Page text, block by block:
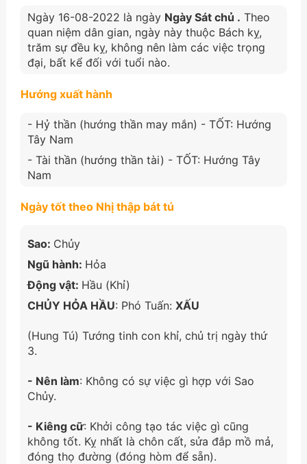
Ngày 16-08-2022 là ngày Ngày Sát chủ . Theo
quan niệm dân gian, ngày này thuộc Bách kỵ,
trăm sự đều kỵ, không nên làm các việc trọng
đại, bất kể đối với tuổi nào.
Hướng xuất hành
- Hỷ thần (hướng thần may mắn) - TỐT: Hướng
Tây Nam
- Tài thần (hướng thần tài) - TỐT: Hướng Tây
Nam
Ngày tốt theo Nhị thập bát tú
Sao: Chủy
Ngũ hành: Hỏa
Động vật: Hầu (Khỉ)
CHỦY HỎA HẦU: Phó Tuấn: XẤU
(Hung Tú) Tướng tinh con khỉ, chủ trị ngày thứ
3.
- Nên làm: Không có sự việc gì hợp với Sao
Chủy.
- Kiêng cữ: Khởi công tạo tác việc gì cũng
không tốt. Kỵ nhất là chôn cất, sửa đắp mồ mả,
đóng thọ đường (đóng hòm để sẵn).